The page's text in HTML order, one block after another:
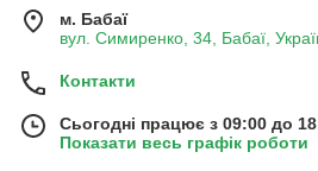
м. Бабаї
вул. Симиренко, 34, Бабаї,
Контакти
Сьогодні працює з 09:00 до
Показати весь графік роботи